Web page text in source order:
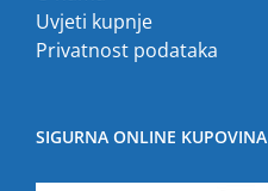
Uvjeti kupnje
Privatnost podataka
SIGURNA ONLINE KUPOVINA